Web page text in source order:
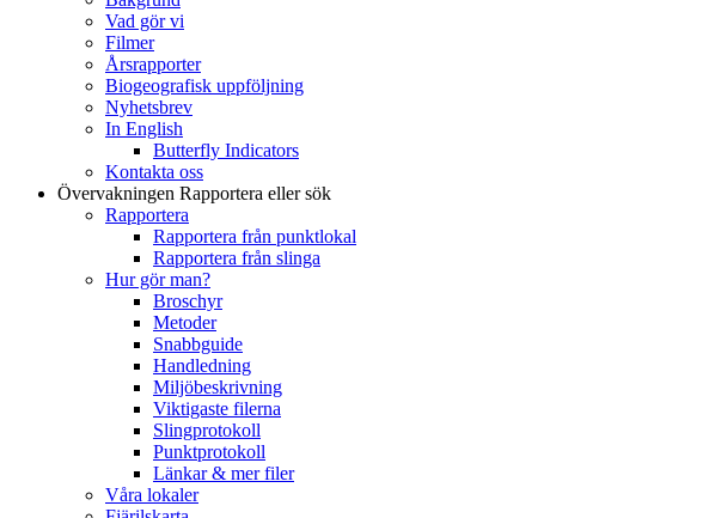
Vad gör vi
Filmer
Årsrapporter
Biogeografisk uppföljning
Nyhetsbrev
In English
Butterfly Indicators
Kontakta oss
Övervakningen Rapportera eller sök
Rapportera
Rapportera från punktlokal
Rapportera från slinga
Hur gör man?
Broschyr
Metoder
Snabbguide
Handledning
Miljöbeskrivning
Viktigaste filerna
Slingprotokoll
Punktprotokoll
Länkar & mer filer
Våra lokaler